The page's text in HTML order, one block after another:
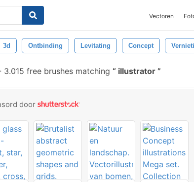
Vectoren
3d Ontbinding Levitating Concept
3.015 free brushes matching illustrator
door